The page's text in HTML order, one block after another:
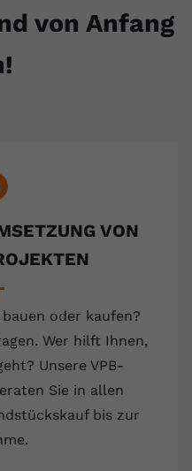
von Anfang
VON
oder kaufen?
Wer hilft Ihnen,
Unsere VPB-
Sie in allen
bis zur